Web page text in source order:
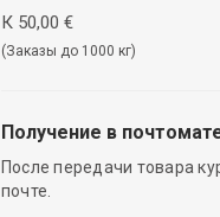
К 50,00 €
(Заказы до 1000 кг)
Получение в
После передачи товара
почте.